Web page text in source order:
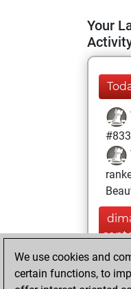
Your
2025
We use cookies and
certain functions, to